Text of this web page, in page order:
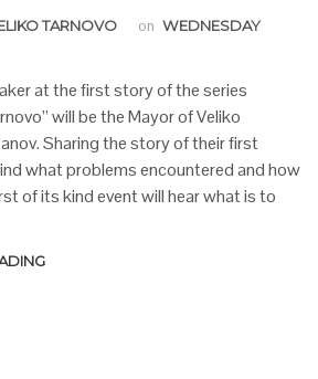
TARNOVO on WEDNESDAY
at the first story of the series
will be the Mayor of Veliko
Sharing the story of their first
what problems encountered and how
of its kind event will hear what is to